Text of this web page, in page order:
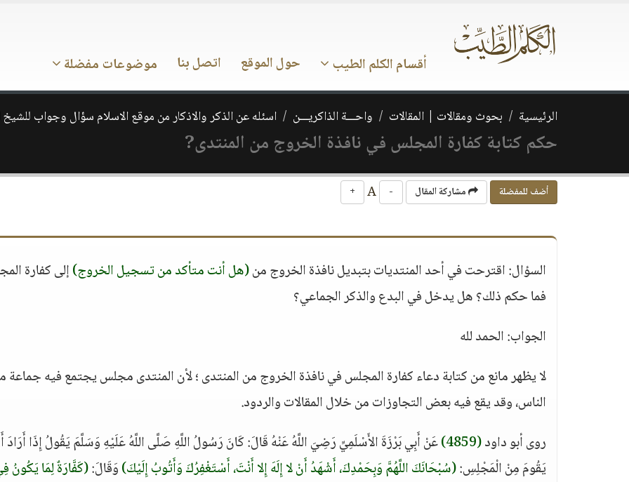
أقسام الكلم الطيب حول الموقع اتصل بنا موضوعات مفضلة
الرئيسية بحوث ومقالات | المقالات واحـــة الذاكريـــن اسئله عن الذكر والاذكار من موقع الاسلام سؤال وجواب للشيخ
حكم كتابة كفارة المجلس في نافذة الخروج من المنتدى?
أضف للمفضلة مشاركة المقال -
+
السؤال: اقترحت في أحد المنتديات بتبديل نافذة الخروج من(هل أنت متأكد من تسجيل الخروج)إلى كفارة
فما حكم ذلك؟ هل يدخل في البدع والذكر الجماعي؟
الجواب: الحمد لله
لا يظهر مانع من كتابة دعاء كفارة المجلس في نافذة الخروج من المنتدى ؛ لأن المنتدى مجلس يجتمع فيه جماعة
الناس، وقد يقع فيه بعض التجاوزات من خلال المقالات والردود.
روى أبو داود(4859)
عَنْ أَبِي بَرْزَةَ الأَسْلَمِيِّ رَضِيَ اللَّهُ عَنْهُ قَالَ: كَانَ رَسُولُ اللَّهِ صَلَّى اللَّهُ عَلَيْهِ وَسَلَّمَ يَقُولُ إِذَا أَرَادَ
يَقُومَ مِنْ الْمَجْلِسِ:(سُبْحَانَكَ اللَّهُمَّ وَبِحَمْدِكَ، أَشْهَدُ أَنْ لا إِلَهَ إِلا أَنْتَ، أَسْتَغْفِرُكَ وَأَتُوبُ إِلَيْكَ)وَقَالَ:(كَفَّارَةٌ لِمَا يَكُونُ